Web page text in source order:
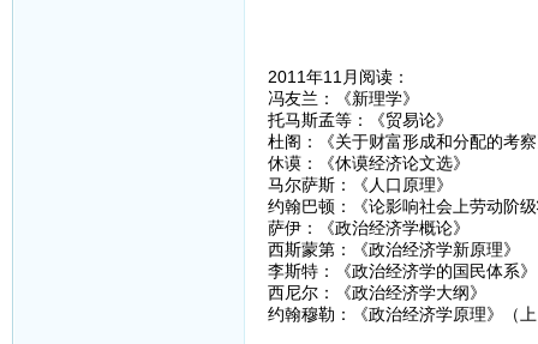
2011年11月阅读：
冯友兰：《新理学》
托马斯孟等：《贸易论》
杜阁：《关于财富形成和分配的考
休谟：《休谟经济论文选》
马尔萨斯：《人口原理》
约翰巴顿：《论影响社会上劳动阶
萨伊：《政治经济学概论》
西斯蒙第：《政治经济学新原理》
李斯特：《政治经济学的国民体系》
西尼尔：《政治经济学大纲》
约翰穆勒：《政治经济学原理》（